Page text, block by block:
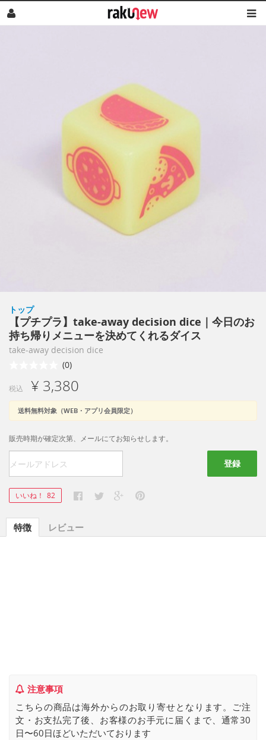
トップ
【プチプラ】take-away decision dice｜今日のお
持ち帰りメニューを決めてくれるダイス
take-away decision dice
(0)
税込 ¥ 3,380
送料無料対象（WEB・アプリ会員限定）
販売時期が確定次第、メールにてお知らせします。
登録
いいね！ 82
特徴 レビュー
注意事項
こちらの商品は海外からのお取り寄せとなります。ご注
文・お支払完了後、お客様のお手元に届くまで、通常30
日〜60日ほどいただいております